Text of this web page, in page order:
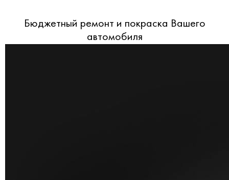
Бюджетный ремонт и покраска Вашего
автомобиля